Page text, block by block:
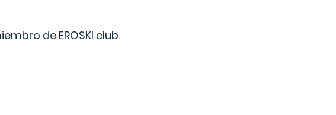
de EROSKI club.